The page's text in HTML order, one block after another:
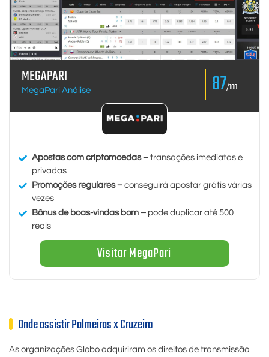
MEGAPARI
MegaPari Análise 87/100
Apostas com criptomoedas – transações imediatas e
privadas
Promoções regulares – conseguirá apostar grátis várias
vezes
Bônus de boas-vindas bom – pode duplicar até 500
reais
Visitar MegaPari
Onde assistir Palmeiras x Cruzeiro
As organizações Globo adquiriram os direitos de transmissão